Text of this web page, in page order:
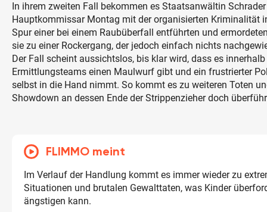
In ihrem zweiten Fall bekommen es Staatsanwältin
Hauptkommissar Montag mit der organisierten Kriminalität
Spur einer bei einem Raubüberfall entführten und
sie zu einer Rockergang, der jedoch einfach nichts
Der Fall scheint aussichtslos, bis klar wird, dass es innerhalb
Ermittlungsteams einen Maulwurf gibt und ein frustrierter
selbst in die Hand nimmt. So kommt es zu weiteren Toten
Showdown an dessen Ende der Strippenzieher doch
FLIMMO meint
Im Verlauf der Handlung kommt es immer wieder zu
Situationen und brutalen Gewalttaten, was Kinder
ängstigen kann.